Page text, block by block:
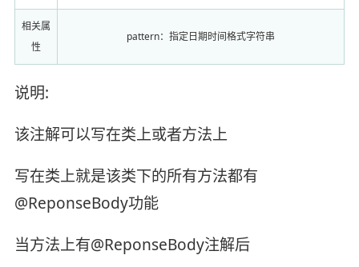
相关属
性
pattern：指定日期时间格式字符串
说明:
该注解可以写在类上或者方法上
写在类上就是该类下的所有方法都有
@ReponseBody功能
当方法上有@ReponseBody注解后